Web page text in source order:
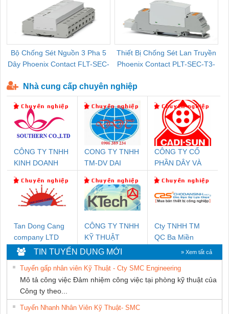
Bộ Chống Sét Nguồn 3 Pha 5
Dây Phoenix Contact FLT-SEC-
Thiết Bị Chống Sét Lan Truyền
Phoenix Contact PLT-SEC-T3-
Nhà cung cấp chuyên nghiệp
CÔNG TY TNHH
KINH DOANH
PHƯƠNG NAM
CONG TY TNHH
TM-DV DAI
CÔNG TY CỔ
PHẦN DÂY VÀ
THƯỢNG ĐÌNH
Tan Dong Cang
company LTD
CÔNG TY TNHH
KỸ THUẬT
KTECH VIỆT
NAM
Cty TNHH TM
QC Ba Miền
TIN TUYỂN DỤNG MỚI » Xem tất cả
Tuyển gấp nhân viên Kỹ Thuật - Cty SMC Engineering
Mô tả công việc Đảm nhiệm công việc tại phòng kỹ thuật của
Công ty theo...
Tuyển Nhanh Nhân Viên Kỹ Thuật- SMC